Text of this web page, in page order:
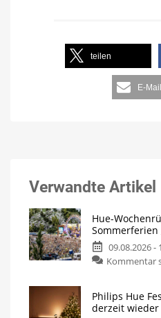
teilen
E-Mail
Verwandte Artikel
Hue-
09.08.2026 -
Kommentar
Philips Hue
derzeit